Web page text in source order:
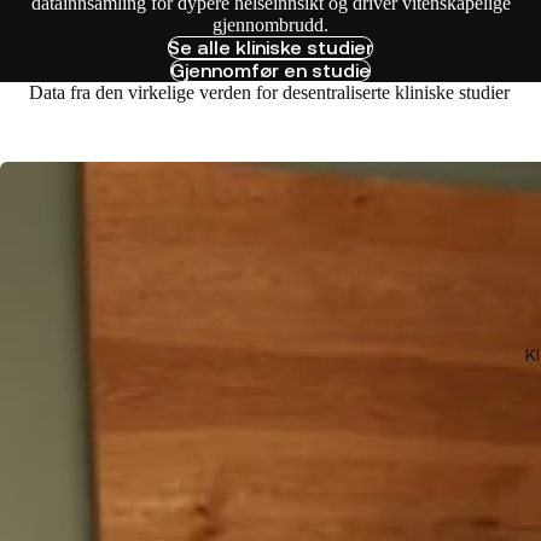
gjennombrudd.
Se alle kliniske studier
Gjennomfør en studie
Data fra den virkelige verden for desentraliserte kliniske studier